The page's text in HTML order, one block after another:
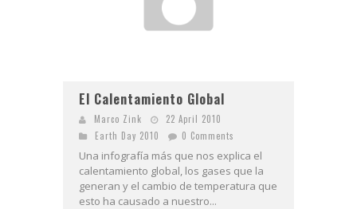
El Calentamiento Global
Marco Zink
22 April 2010
Earth Day 2010
0 Comments
Una infografía más que nos explica el
calentamiento global, los gases que la
generan y el cambio de temperatura que
esto ha causado a nuestro...